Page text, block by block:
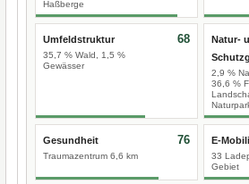
Haßberge
Umfeldstruktur
35,7 % Wald, 1,5 %
Gewässer
68
Natur-
2,9 %
36,6 %
Gesundheit
Traumazentrum 6,6 km
76 E-
33
Gebiet